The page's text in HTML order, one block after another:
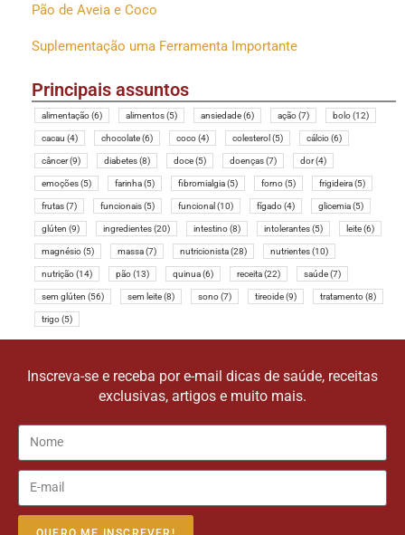
Pão de Aveia e Coco
Suplementação uma Ferramenta Importante
Principais assuntos
alimentação(6) alimentos(5) ansiedade(6) ação(7) bolo(12)
cacau (4) chocolate(6) coco(4) colesterol (5) cálcio(6)
câncer(9) diabetes(8) doce(5) doenças(7) dor(4)
emoções(5) farinha(5) fibromialgia(5) forno(5) frigideira(5)
frutas(7) funcionais(5) funcional (10) fígado(4) glicemia(5)
glúten (9) ingredientes(20) intestino(8) intolerantes(5) leite(6)
magnésio(5) massa(7) nutricionista(28) nutrientes(10)
nutrição(14) pão(13) quinua(6) receita(22) saúde(7)
sem glúten (56) sem leite(8) sono(7) tireoide(9) tratamento(8)
trigo(5)
Inscreva-se e receba por e-mail dicas de saúde, receitas
exclusivas, artigos e muito mais.